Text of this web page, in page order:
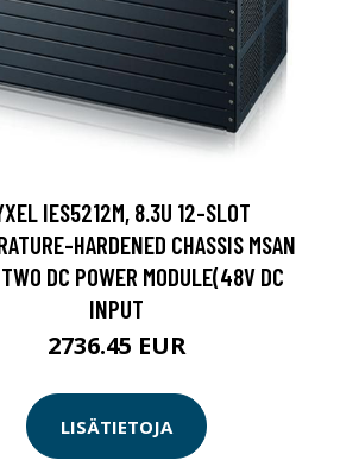
IES5212M, 8.3U 12-SLOT
HARDENED CHASSIS MSAN
DC POWER MODULE(48V DC
INPUT
2736.45 EUR
LISÄTIETOJA